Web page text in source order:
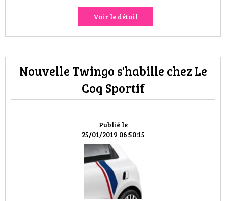
Voir le détail
Publié le
25/01/2019 06:50:15
Nouvelle Twingo s'habille chez Le
Coq Sportif